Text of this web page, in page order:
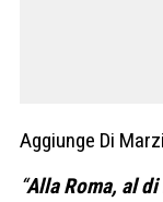
Aggiunge Di
“Alla Roma, al